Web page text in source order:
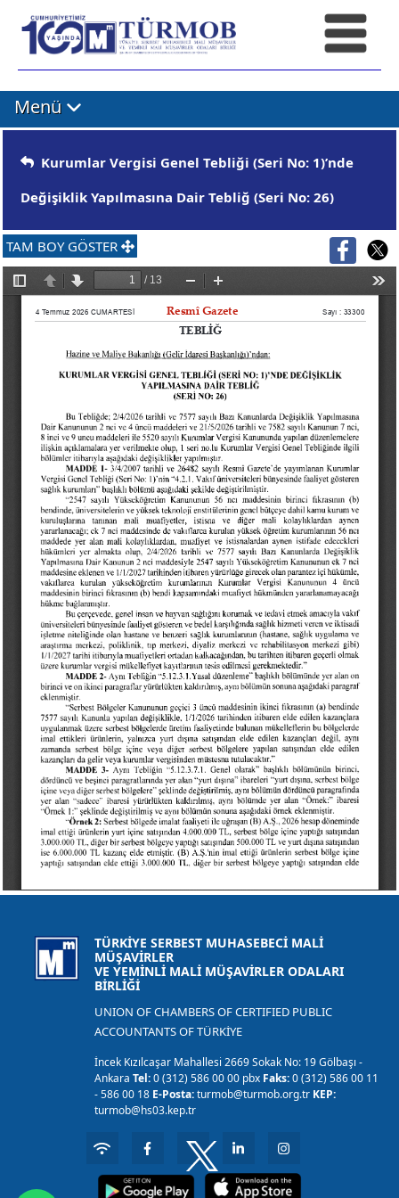
Menü
Kurumlar Vergisi Genel Tebliği (Seri No: 1)’nde
Değişiklik Yapılmasına Dair Tebliğ (Seri No: 26)
TAM BOY GÖSTER
TÜRKİYE SERBEST MUHASEBECİ MALİ
MÜŞAVİRLER
VE YEMİNLİ MALİ MÜŞAVİRLER ODALARI
BİRLİĞİ
UNION OF CHAMBERS OF CERTIFIED PUBLIC
ACCOUNTANTS OF TÜRKİYE
İncek Kızılcaşar Mahallesi 2669 Sokak No: 19 Gölbaşı -
AnkaraTel:0 (312) 586 00 00 pbx Faks:0 (312) 586 00 11
- 586 00 18 E-Posta:turmob@turmob.org.tr KEP:
turmob@hs03.kep.tr